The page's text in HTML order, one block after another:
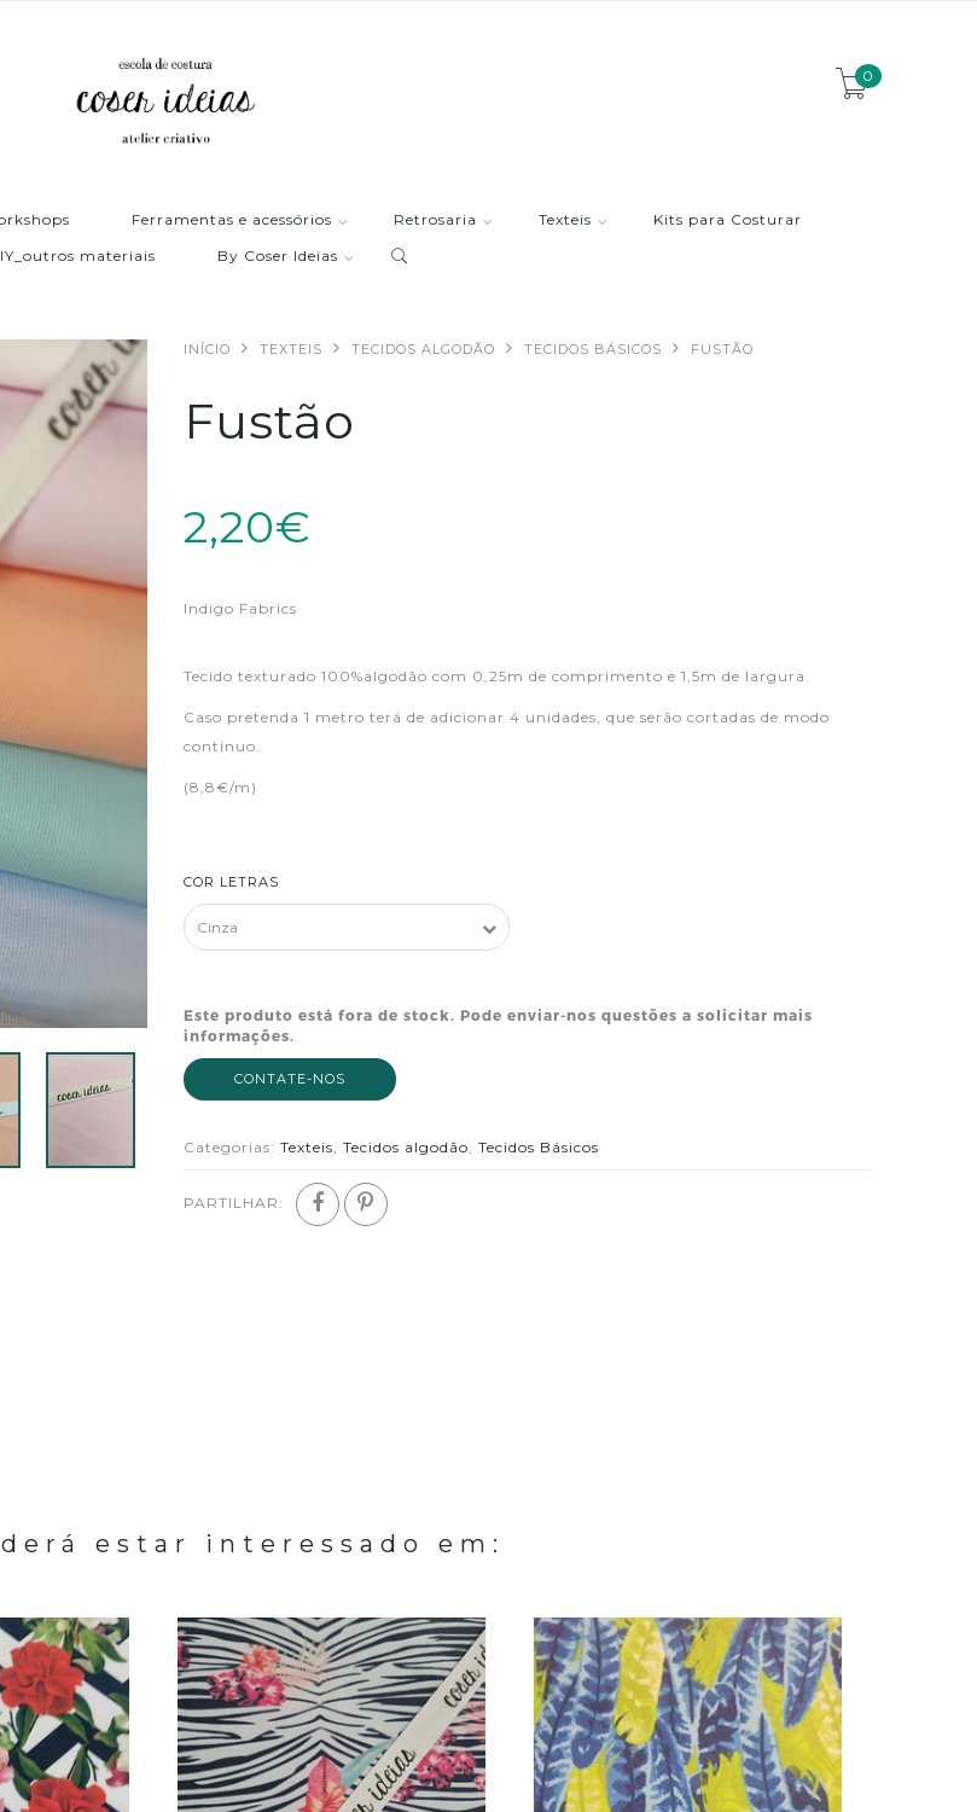
0
Ferramentas e acessórios Retrosaria Texteis
Kits para Costurar
materiais
By Coser Ideias
INÍCIO TEXTEIS TECIDOS ALGODÃO TECIDOS BÁSICOS FUSTÃO
Fustão
2,20€
Indigo Fabrics
Tecido texturado 100%algodão com 0,25m de comprimento e 1,5m de largura.
Caso pretenda 1 metro terá de adicionar 4 unidades, que serão cortadas de modo
contínuo.
(8,8€/m)
COR LETRAS
Este produto está fora de stock. Pode enviar-nos questões a solicitar mais
informações.
CONTATE-NOS
Categorias: Texteis, Tecidos algodão, Tecidos Básicos
PARTILHAR:
estar interessado em: